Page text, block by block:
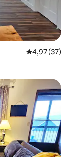
Средна
4,97 (37)